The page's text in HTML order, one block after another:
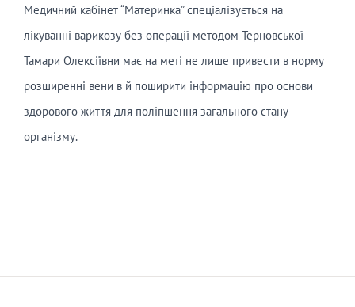
Медичний кабінет “Материнка” спеціалізується на
лікуванні варикозу без операції методом Терновської
Тамари Олексіївни має на меті не лише привести в норму
розширенні вени в й поширити інформацію про основи
здорового життя для поліпшення загального стану
організму.